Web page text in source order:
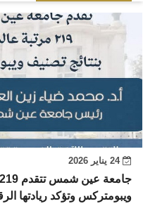
24 يناير 2026
ويبومتركس وتؤكد ريادتها